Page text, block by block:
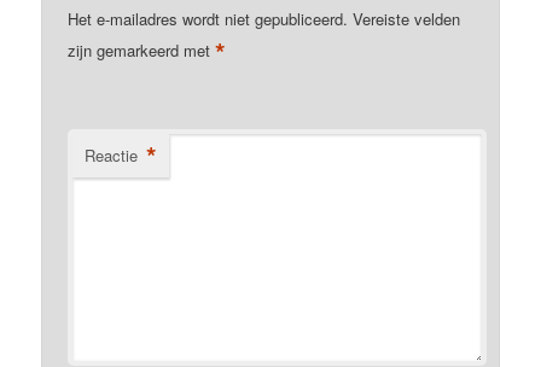
Het e-mailadres wordt niet gepubliceerd. Vereiste velden
zijn gemarkeerd met*
Reactie *